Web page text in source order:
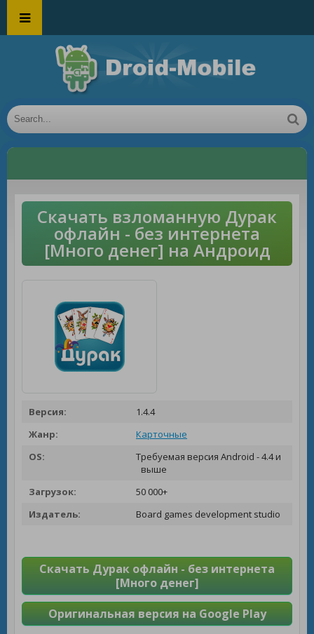
Скачать взломанную Дурак
офлайн - без интернета
[Много денег] на Андроид
Версия:
1.4.4
Жанр:
Карточные
OS:
Требуемая версия Android - 4.4 и
выше
Загрузок:
50 000+
Издатель:
Board games development studio
Скачать Дурак офлайн - без интернета
[Много денег]
Оригинальная версия на Google Play